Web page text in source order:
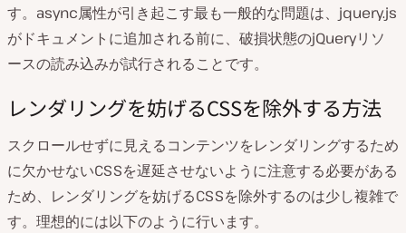
す。async属性が引き起こす最も一般的な問題は、jquery.js
がドキュメントに追加される前に、破損状態のjQueryリソ
ースの読み込みが試行されることです。
レンダリングを妨げるCSSを除外する方法
スクロールせずに見えるコンテンツをレンダリングするため
に欠かせないCSSを遅延させないように注意する必要がある
ため、レンダリングを妨げるCSSを除外するのは少し複雑で
す。理想的には以下のように行います。